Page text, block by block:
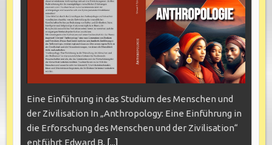
Eine Einführung in das Studium des Menschen und
der Zivilisation In „Anthropology: Eine Einführung in
die Erforschung des Menschen und der Zivilisation“
entführt Edward B. [...]